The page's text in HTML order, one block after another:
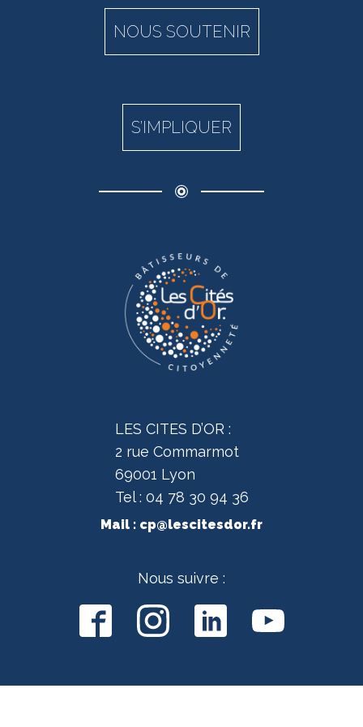
NOUS SOUTENIR
S’IMPLIQUER
LES CITES D’OR :
2 rue Commarmot
69001 Lyon
Tel : 04 78 30 94 36
Mail : cp@lescitesdor.fr
Nous suivre :